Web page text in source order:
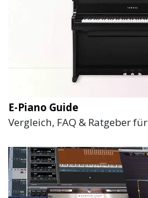
E-Piano Guide
Vergleich, FAQ & Ratgeber